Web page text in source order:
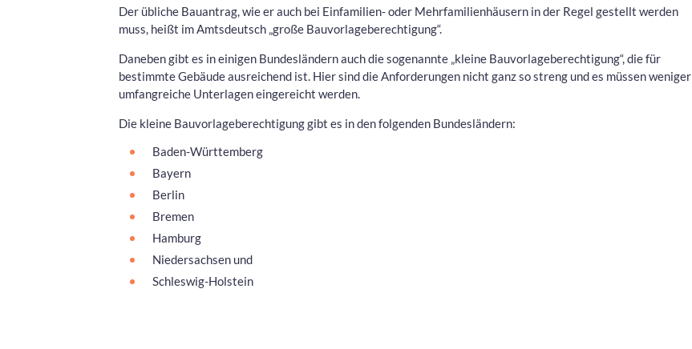
Der übliche Bauantrag, wie er auch bei Einfamilien- oder Mehrfamilienhäusern in der Regel gestellt werden
muss, heißt im Amtsdeutsch „große Bauvorlageberechtigung“.
Daneben gibt es in einigen Bundesländern auch die sogenannte „kleine Bauvorlageberechtigung“, die für
bestimmte Gebäude ausreichend ist. Hier sind die Anforderungen nicht ganz so streng und es müssen weniger
umfangreiche Unterlagen eingereicht werden.
Die kleine Bauvorlageberechtigung gibt es in den folgenden Bundesländern:
Baden-Württemberg
Bayern
Berlin
Bremen
Hamburg
Niedersachsen und
Schleswig-Holstein